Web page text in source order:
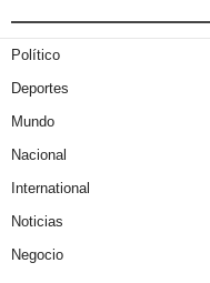
Político
Deportes
Mundo
Nacional
International
Noticias
Negocio